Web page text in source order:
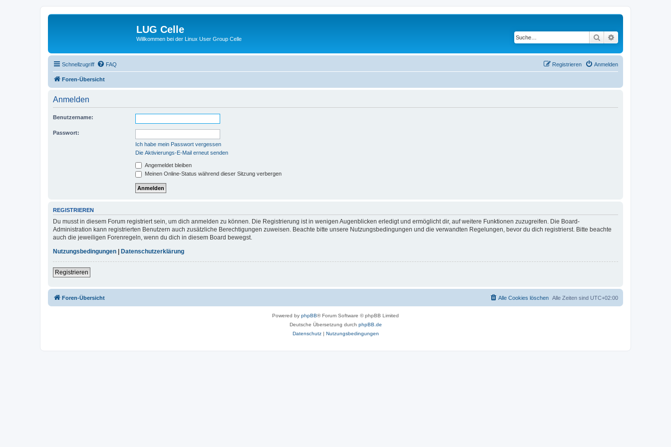
LUG Celle
Willkommen bei der Linux User Group Celle Suche
Schnellzugriff FAQ Anmelden
Registrieren
Foren-Übersicht
Anmelden
Benutzername:
Passwort:
Ich habe mein Passwort vergessen
Die Aktivierungs-E-Mail erneut senden
Angemeldet bleiben
Meinen Online-Status während dieser Sitzung verbergen
REGISTRIEREN
Du musst in diesem Forum registriert sein, um dich anmelden zu können. Die Registrierung ist in wenigen Augenblicken erledigt und ermöglicht dir, auf weitere Funktionen zuzugreifen. Die Board-
Administration kann registrierten Benutzern auch zusätzliche Berechtigungen zuweisen. Beachte bitte unsere Nutzungsbedingungen und die verwandten Regelungen, bevor du dich registrierst. Bitte beachte
auch die jeweiligen Forenregeln, wenn du dich in diesem Board bewegst.
Nutzungsbedingungen
Datenschutzerklärung
Registrieren
Foren-Übersicht Alle Zeiten sind UTC+02:00
Alle Cookies löschen
Powered by phpBB® Forum Software © phpBB Limited
Deutsche Übersetzung durch phpBB.de
Datenschutz| Nutzungsbedingungen